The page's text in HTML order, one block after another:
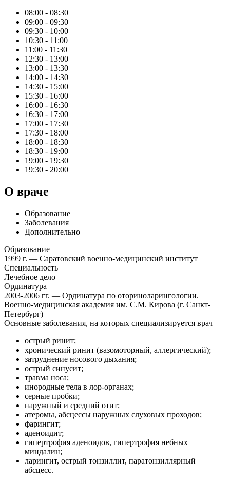
08:00 - 08:30
09:00 - 09:30
09:30 - 10:00
10:30 - 11:00
11:00 - 11:30
12:30 - 13:00
13:00 - 13:30
14:00 - 14:30
14:30 - 15:00
15:30 - 16:00
16:00 - 16:30
16:30 - 17:00
17:00 - 17:30
17:30 - 18:00
18:00 - 18:30
18:30 - 19:00
19:00 - 19:30
19:30 - 20:00
О враче
Образование
Заболевания
Дополнительно
Образование
1999 г. — Саратовский военно-медицинский институт
Специальность
Лечебное дело
Ординатура
2003-2006 гг. — Ординатура по оториноларингологии.
Военно-медицинская академия им. С.М. Кирова (г. Санкт-
Петербург)
Основные заболевания, на которых специализируется врач
острый ринит;
хронический ринит (вазомоторный, аллергический);
затруднение носового дыхания;
острый синусит;
травма носа;
инородные тела в лор-органах;
серные пробки;
наружный и средний отит;
атеромы, абсцессы наружных слуховых проходов;
фарингит;
аденоидит;
гипертрофия аденоидов, гипертрофия небных
миндалин;
ларингит, острый тонзиллит, паратонзиллярный
абсцесс.